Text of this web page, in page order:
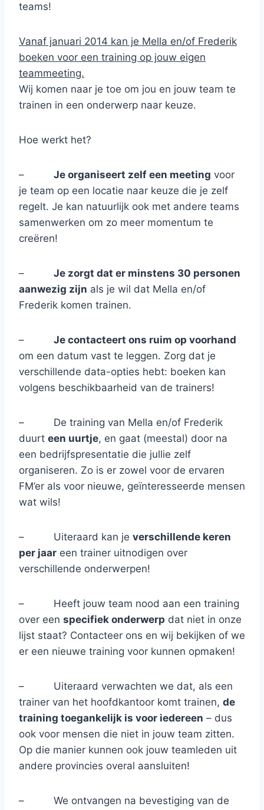
teams!
Vanaf januari 2014 kan je Mella en/of Frederik
boeken voor een training op jouw eigen
teammeeting.
Wij komen naar je toe om jou en jouw team te
trainen in een onderwerp naar keuze.
Hoe werkt het?
– Je organiseert zelf een meeting voor
je team op een locatie naar keuze die je zelf
regelt. Je kan natuurlijk ook met andere teams
samenwerken om zo meer momentum te
creëren!
– Je zorgt dat er minstens 30 personen
aanwezig zijn als je wil dat Mella en/of
Frederik komen trainen.
– Je contacteert ons ruim op voorhand
om een datum vast te leggen. Zorg dat je
verschillende data-opties hebt: boeken kan
volgens beschikbaarheid van de trainers!
– De training van Mella en/of Frederik
duurt een uurtje, en gaat (meestal) door na
een bedrijfspresentatie die jullie zelf
organiseren. Zo is er zowel voor de ervaren
FM’er als voor nieuwe, geïnteresseerde mensen
wat wils!
– Uiteraard kan je verschillende keren
per jaar een trainer uitnodigen over
verschillende onderwerpen!
– Heeft jouw team nood aan een training
over een specifiek onderwerp dat niet in onze
lijst staat? Contacteer ons en wij bekijken of we
er een nieuwe training voor kunnen opmaken!
– Uiteraard verwachten we dat, als een
trainer van het hoofdkantoor komt trainen, de
training toegankelijk is voor iedereen – dus
ook voor mensen die niet in jouw team zitten.
Op die manier kunnen ook jouw teamleden uit
andere provincies overal aansluiten!
– We ontvangen na bevestiging van de